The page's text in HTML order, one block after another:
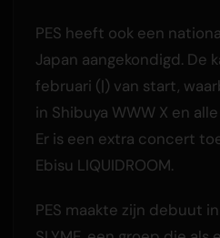
PES heeft ook een
Japan aangekondigd. De
februari (|) van start,
in Shibuya WWW X en
Er is een extra concert
Ebisu LIQUIDROOM.
PES maakte zijn debuut